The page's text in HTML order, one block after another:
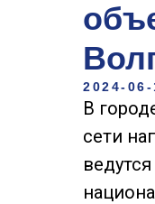
2024-
В
сети